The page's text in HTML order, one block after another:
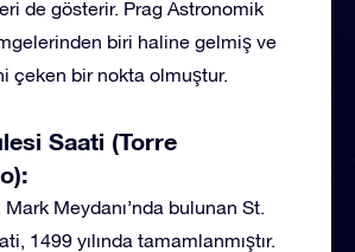
de gösterir. Prag Astronomik
biri haline gelmiş ve
çeken bir nokta olmuştur.
Saati (Torre
Mark Meydanı’nda bulunan St.
1499 yılında tamamlanmıştır.